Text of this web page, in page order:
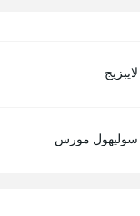
لايبزيج
سوليهول مورس